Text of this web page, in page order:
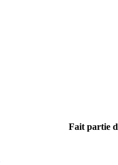
Fait partie